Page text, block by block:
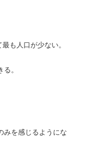
も人口が少ない。
。
みを感じるようにな